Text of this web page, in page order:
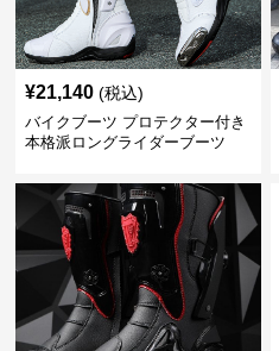
¥21,140 (税込)
バイクブーツ プロテクター付き
本格派ロングライダーブーツ